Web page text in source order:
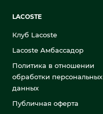
LACOSTE
Клуб Lacoste
Lacoste Амбассадор
Политика в отношении
обработки персональных
данных
Публичная оферта